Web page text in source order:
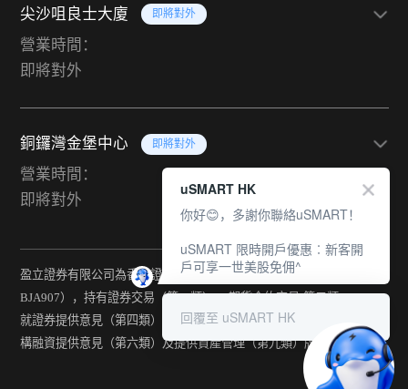
尖沙咀良士大廈 即將對外
營業時間：
即將對外
銅鑼灣金堡中心 即將對外
營業時間：
即將對外
盈立證券有限公司為香港證監會持牌法團（中央編號：
BJA907），持有證券交易（第一類） 、期貨合約交易(第二類) 、
就證券提供意見（第四類） 、就期貨合約提供意見(第五類) 、就機
構融資提供意見（第六類）及提供資產管理（第九類）牌照。
uSMART HK
你好😊，多謝你聯絡uSMART！
uSMART 限時開戶優惠︰新客開
戶可享一世美股免佣^
回覆至 uSMART HK